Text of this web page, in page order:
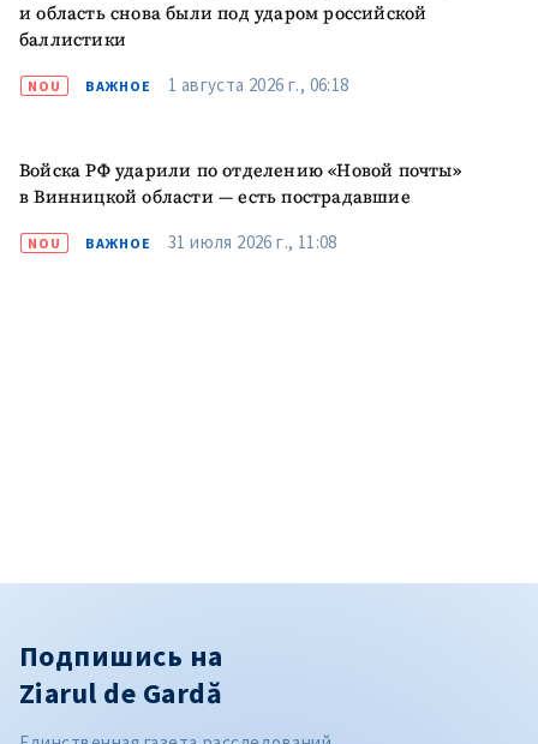
и область снова были под ударом российской
баллистики
NOU ВАЖНОЕ 1 августа 2026 г., 06:18
Войска РФ ударили по отделению «Новой почты»
в Винницкой области — есть пострадавшие
NOU ВАЖНОЕ 31 июля 2026 г., 11:08
Подпишись на
Ziarul de Gardă